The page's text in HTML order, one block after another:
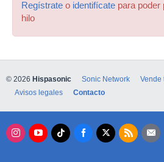
Regístrate o identifícate para poder
hilo
© 2026 Hispasonic Sonic Network Vende
Avisos legales
Contacto